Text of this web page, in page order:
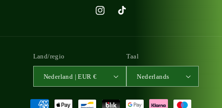
InstagramTikTok
Land/regio
Nederland | EUR €
Taal
Nederlands
Betaalmethoden